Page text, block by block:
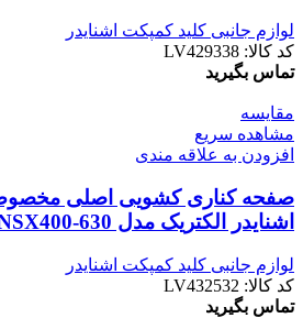
لوازم جانبی کلید کمپکت اشنایدر
کد کالا: LV429338
تماس بگیرید
مقایسه
مشاهده سریع
افزودن به علاقه مندی
صفحه کناری کشویی اصلی مخصوص
اشنایدر الکتریک مدل NSX400-630
لوازم جانبی کلید کمپکت اشنایدر
کد کالا: LV432532
تماس بگیرید